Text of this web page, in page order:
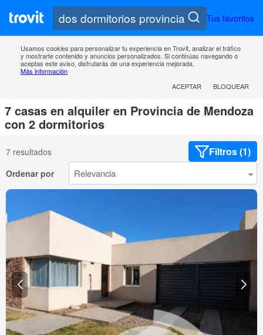
Tus favoritos
Usamos cookies para personalizar tu experiencia en Trovit, analizar el tráfico
y mostrarte contenido y anuncios personalizados. Si continúas navegando o
aceptas este aviso, disfrutarás de una experiencia mejorada.
Más información
ACEPTAR
BLOQUEAR
7 casas en alquiler en Provincia de Mendoza
con 2 dormitorios
7 resultados Filtros (1)
Ordenar por